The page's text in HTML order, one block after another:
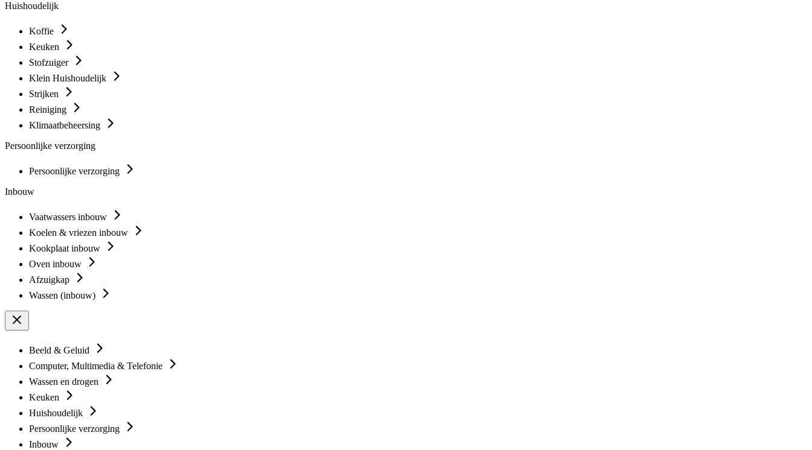
Huishoudelijk
Koffie
Keuken
Stofzuiger
Klein Huishoudelijk
Strijken
Reiniging
Klimaatbeheersing
Persoonlijke verzorging
Persoonlijke verzorging
Inbouw
Vaatwassers inbouw
Koelen & vriezen inbouw
Kookplaat inbouw
Oven inbouw
Afzuigkap
Wassen (inbouw)
Beeld & Geluid
Computer, Multimedia & Telefonie
Wassen en drogen
Keuken
Huishoudelijk
Persoonlijke verzorging
Inbouw